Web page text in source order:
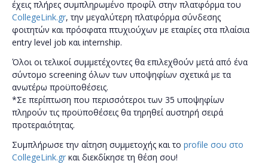
έχεις πλήρες συμπληρωμένο προφίλ στην πλατφόρμα του
CollegeLink.gr, την μεγαλύτερη πλατφόρμα σύνδεσης
φοιτητών και πρόσφατα πτυχιούχων με εταιρίες στα πλαίσια
entry level job και internship.
Όλοι οι τελικοί συμμετέχοντες θα επιλεχθούν μετά από ένα
σύντομο screening όλων των υποψηφίων σχετικά με τα
ανωτέρω προϋποθέσεις.
*Σε περίπτωση που περισσότεροι των 35 υποψηφίων
πληρούν τις προϋποθέσεις θα τηρηθεί αυστηρή σειρά
προτεραιότητας.
Συμπλήρωσε την αίτηση συμμετοχής και το profile σου στο
CollegeLink.gr και διεκδίκησε τη θέση σου!